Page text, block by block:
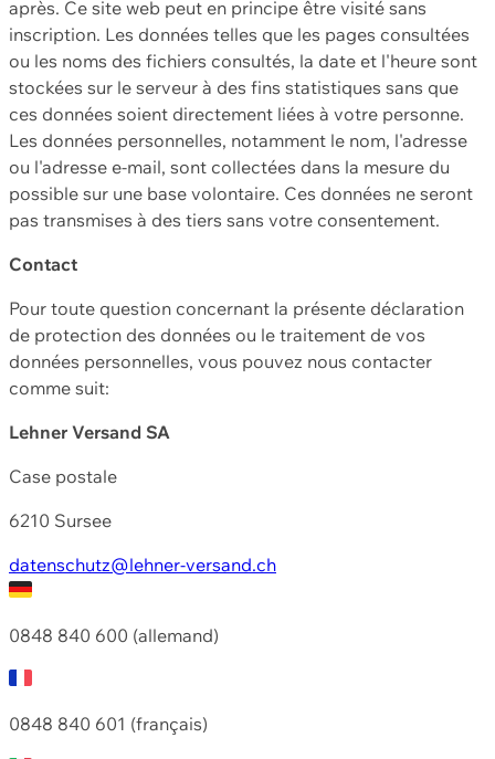
après. Ce site web peut en principe être visité sans
inscription. Les données telles que les pages consultées
ou les noms des fichiers consultés, la date et l'heure sont
stockées sur le serveur à des fins statistiques sans que
ces données soient directement liées à votre personne.
Les données personnelles, notamment le nom, l'adresse
ou l'adresse e-mail, sont collectées dans la mesure du
possible sur une base volontaire. Ces données ne seront
pas transmises à des tiers sans votre consentement.
Contact
Pour toute question concernant la présente déclaration
de protection des données ou le traitement de vos
données personnelles, vous pouvez nous contacter
comme suit:
Lehner Versand SA
Case postale
6210 Sursee
datenschutz@lehner-versand.ch
0848 840 600 (allemand)
0848 840 601 (français)